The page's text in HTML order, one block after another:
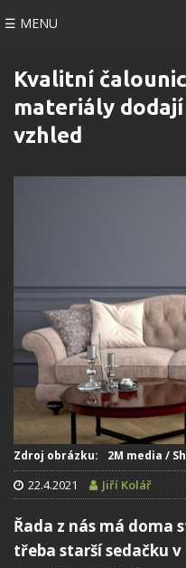
☰ MENU
Kvalitní
materiály dodají
vzhled
Zdroj obrázku: 2M media /
22.4.2021 Jiří Kolář
Řada z nás má doma
třeba starší sedačku